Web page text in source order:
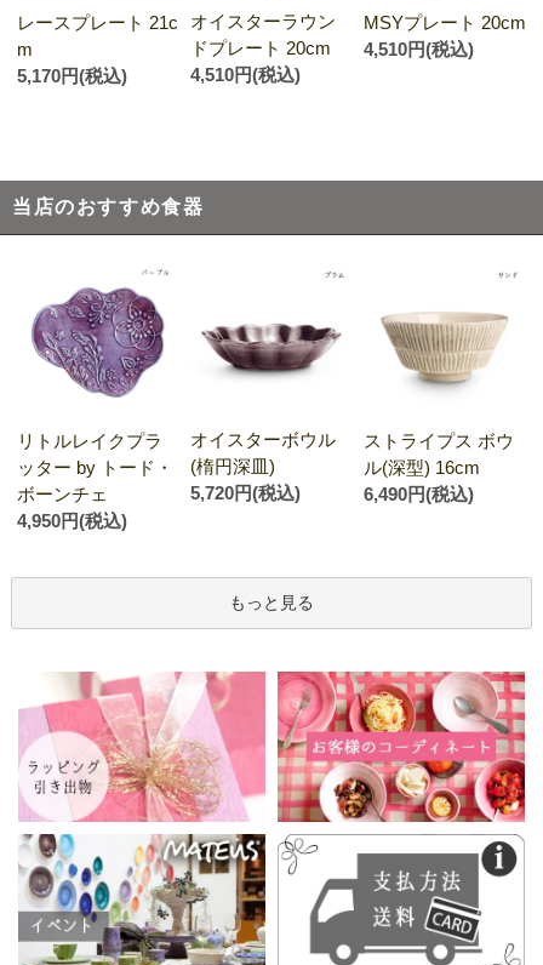
レースプレート 21c
m
5,170円(税込)
オイスターラウン
ドプレート 20cm
4,510円(税込)
MSYプレート 20cm
4,510円(税込)
当店のおすすめ食器
リトルレイクプラ
ッター by トード・
ボーンチェ
4,950円(税込)
オイスターボウル
(楕円深皿)
5,720円(税込)
ストライプス ボウ
ル(深型) 16cm
6,490円(税込)
もっと見る